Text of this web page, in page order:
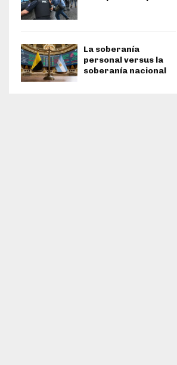
La soberanía
personal versus la
soberanía nacional